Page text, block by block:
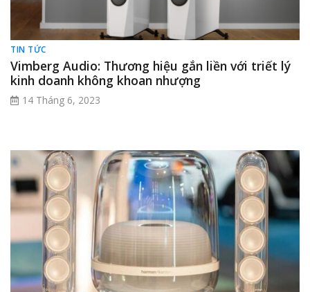
TIN TỨC
Vimberg Audio: Thương hiệu gắn liền với triết lý
kinh doanh không khoan nhượng
14 Tháng 6, 2023